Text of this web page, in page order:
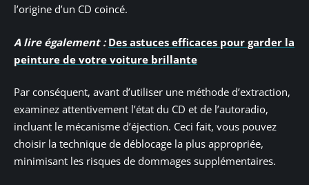
l’origine d’un CD coincé.
A lire également : Des astuces efficaces pour garder la
peinture de votre voiture brillante
Par conséquent, avant d’utiliser une méthode d’extraction,
examinez attentivement l’état du CD et de l’autoradio,
incluant le mécanisme d’éjection. Ceci fait, vous pouvez
choisir la technique de déblocage la plus appropriée,
minimisant les risques de dommages supplémentaires.